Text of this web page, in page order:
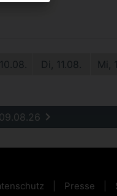
Di, 11.08. Mi,
Presse